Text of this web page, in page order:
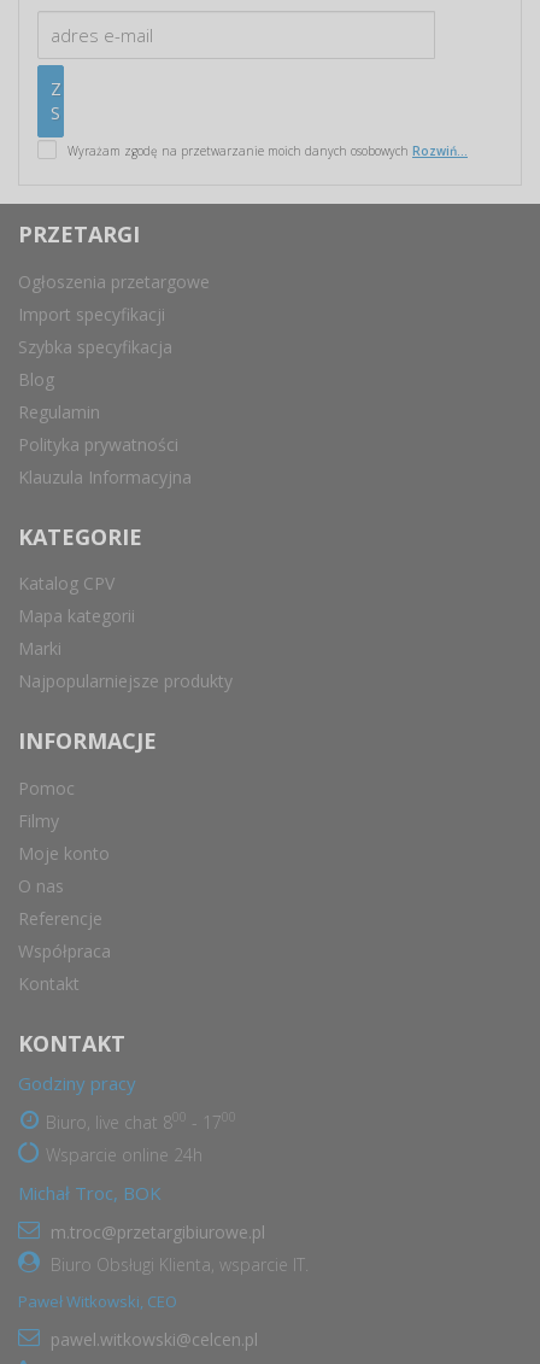
Wyrażam zgodę na przetwarzanie moich danych osobowych Rozwiń...
PRZETARGI
Ogłoszenia przetargowe
Import specyfikacji
Szybka specyfikacja
Blog
Regulamin
Polityka prywatności
Klauzula Informacyjna
KATEGORIE
Katalog CPV
Mapa kategorii
Marki
Najpopularniejsze produkty
INFORMACJE
Pomoc
Filmy
Moje konto
O nas
Referencje
Współpraca
Kontakt
KONTAKT
Godziny pracy
Biuro, live chat 8 - 17
Wsparcie online 24h
Michał Troc, BOK
m.troc@przetargibiurowe.pl
Biuro Obsługi Klienta, wsparcie IT.
Paweł Witkowski, CEO
pawel.witkowski@celcen.pl